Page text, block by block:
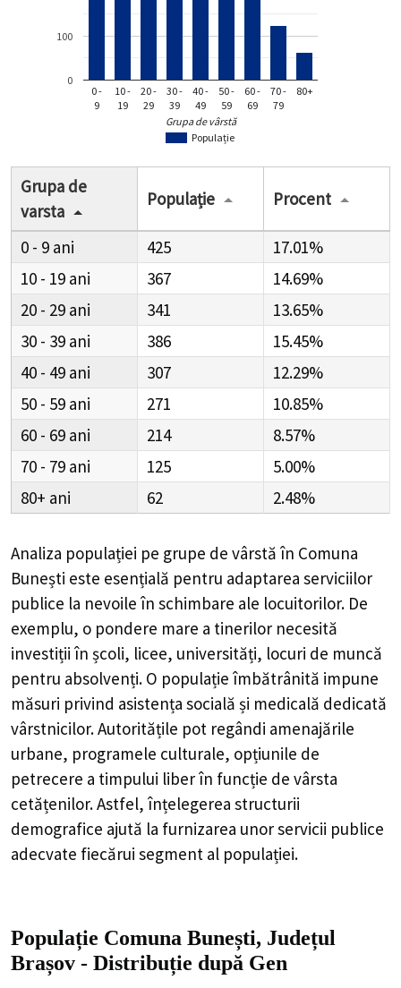
Populație
0 -
9
10 -
19
20 -
29
30 -
39
40 -
49
50 -
59
60 -
69
70 -
79
80+
0
100
Grupa de vârstă
Grupa de
varsta
Populație Procent
0 - 9 425
17.01%
10 - 19
367
14.69%
20 - 29
341
13.65%
30 - 39
386
15.45%
40 - 49
307
12.29%
50 - 59
271
10.85%
60 - 69
214
8.57%
70 - 79
125
5.00%
80+
62 2.48%
Analiza populației pe grupe de vârstă în Comuna
Bunești este esențială pentru adaptarea serviciilor
publice la nevoile în schimbare ale locuitorilor. De
exemplu, o pondere mare a tinerilor necesită
investiții în școli, licee, universități, locuri de muncă
pentru absolvenți. O populație îmbătrânită impune
măsuri privind asistența socială și medicală dedicată
vârstnicilor. Autoritățile pot regândi amenajările
urbane, programele culturale, opțiunile de
petrecere a timpului liber în funcție de vârsta
cetățenilor. Astfel, înțelegerea structurii
demografice ajută la furnizarea unor servicii publice
adecvate fiecărui segment al populației.
Populație Comuna Bunești, Județul
Brașov - Distribuție după Gen